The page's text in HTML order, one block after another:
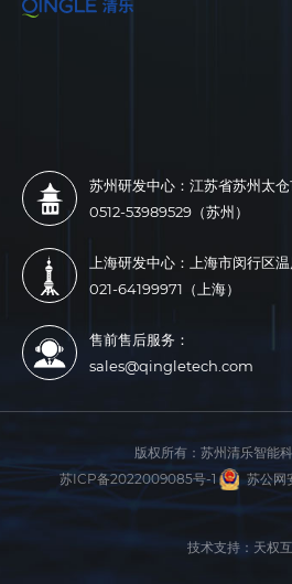
苏州研发中心：江苏省苏州太
0512-53989529（苏州）
上海研发中心：上海市闵行区
021-64199971（上海）
售前售后服务：
sales@qingletech.com
版权所有： 苏州清乐智能
苏ICP备2022009085号-1
苏公网
技术支持：天权